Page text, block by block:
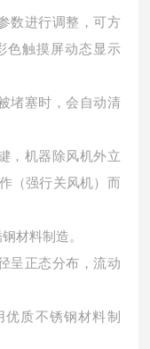
数进行调整，可方
色触摸屏动态显示
堵塞时，会自动清
，机器除风机外立
（强行关风机）而
材料制造。
呈正态分布，流动
质不锈钢材料制